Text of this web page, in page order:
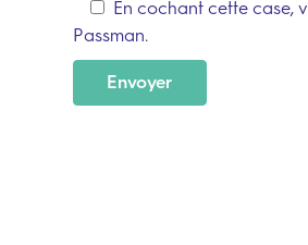
En cochant cette case,
Passman.
Envoyer